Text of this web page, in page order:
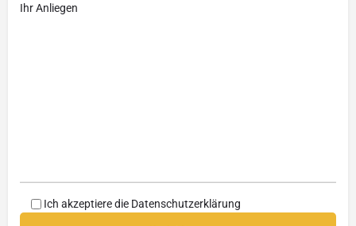
Ihr Anliegen
Ich akzeptiere die Datenschutzerklärung